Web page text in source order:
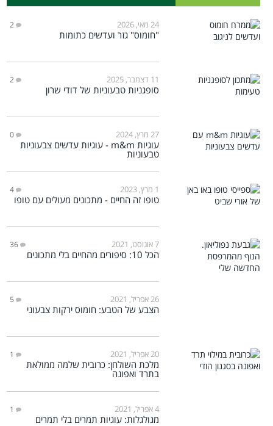
24 מאי, 2026 2
"חומוס" גזר ועדשים כתומות
11 דצמבר, 2025 2
סופגניות טבעוניות של דודי שרון
27 מרץ, 2024 0
עוגיות m&m - עוגיות עדשים צבעוניות
טבעוניות
1 מרץ, 2023 4
טופו זה החיים - מתכונים מעולים עם טופו
7 אוגוסט, 2021 36
הכל 10: סיפורים מהחיים בלי מתכונים
26 אפריל, 2021 5
הצבע של הטבע: חומוס ירקות צבעוני
20 אפריל, 2021 1
מלכת השולחן: כרובית שלמה ממולאת
בתרד ואפונה
4 אפריל, 2021 1
מגולגלות: עוגיות תמרים בלי תמרים